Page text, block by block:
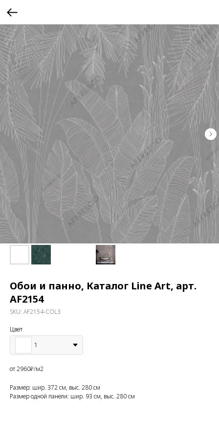
Обои и панно, Каталог Line Art, арт.
AF2154
SKU: AF2154-COL3
Цвет
1
от 2960₽/м2
Размер: шир. 372 см, выс. 280 см
Размер одной панели: шир. 93 см, выс. 280 см